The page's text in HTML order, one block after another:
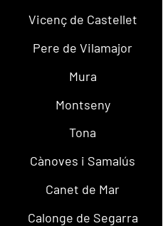
Vicenç de Castellet
Pere de Vilamajor
Mura
Montseny
Tona
Cànoves i Samalús
Canet de Mar
Calonge de Segarra